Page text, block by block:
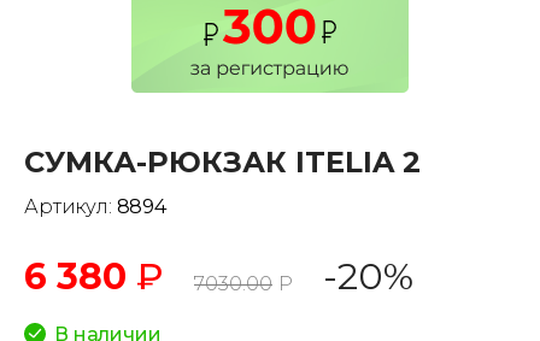
СУМКА-РЮКЗАК ITELIA 2
Артикул: 8894
6 380 ₽ 7030.00 Р -20%
В наличии